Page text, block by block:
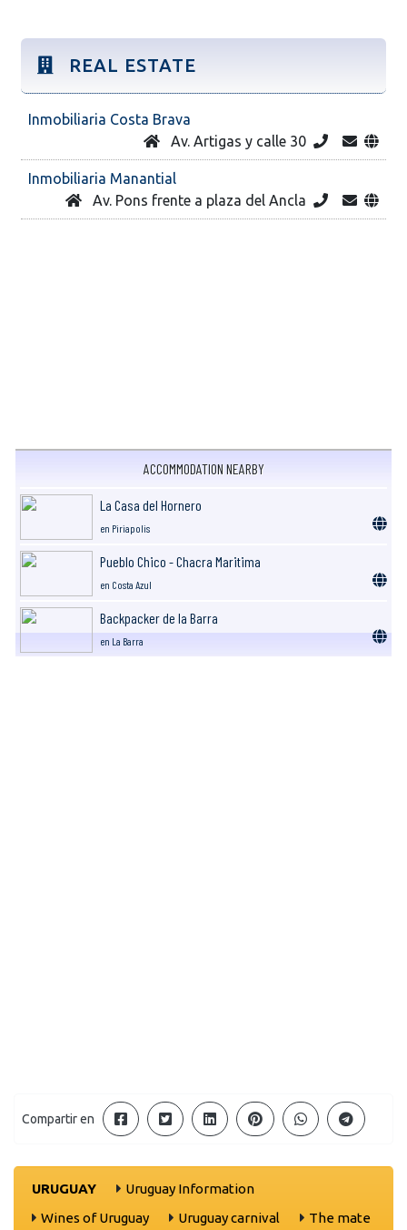
REAL ESTATE
Inmobiliaria Costa Brava
Av. Artigas y calle 30
Inmobiliaria Manantial
Av. Pons frente a plaza del Ancla
ACCOMMODATION NEARBY
La Casa del Hornero
en Piriapolis
Pueblo Chico - Chacra Maritima
en Costa Azul
Backpacker de la Barra
en La Barra
Compartir en
URUGUAY
Uruguay Information
Wines of Uruguay
Uruguay carnival The mate